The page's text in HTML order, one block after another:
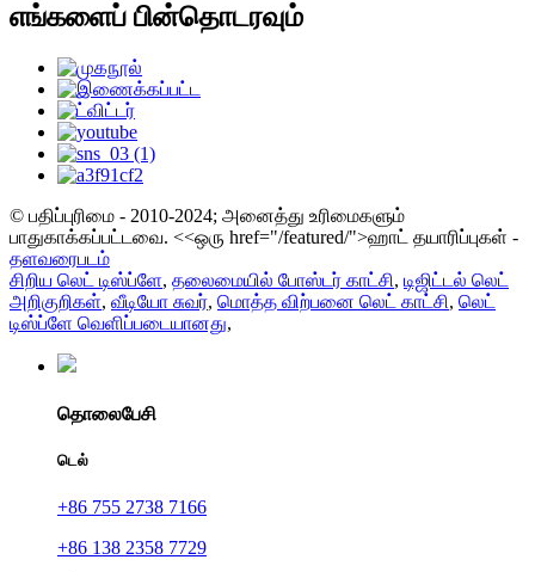
எங்களைப் பின்தொடரவும்
© பதிப்புரிமை - 2010-2024; அனைத்து உரிமைகளும்
பாதுகாக்கப்பட்டவை. <<ஒரு href="/featured/">ஹாட் தயாரிப்புகள் -
தளவரைபடம்
சிறிய லெட் டிஸ்ப்ளே, தலைமையில் போஸ்டர் காட்சி, டிஜிட்டல் லெட்
அறிகுறிகள், வீடியோ சுவர், மொத்த விற்பனை லெட் காட்சி, லெட்
டிஸ்ப்ளே வெளிப்படையானது,
தொலைபேசி
டெல்
+86 755 2738 7166
+86 138 2358 7729